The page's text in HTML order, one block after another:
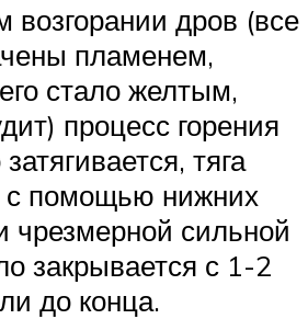
возгорании дров (все
пламенем,
стало желтым,
процесс горения
тяга
с помощью нижних
чрезмерной сильной
закрывается с 1-2
до конца.